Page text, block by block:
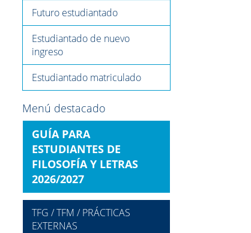
Futuro estudiantado
Estudiantado de nuevo
ingreso
Estudiantado matriculado
Menú destacado
GUÍA PARA
ESTUDIANTES DE
FILOSOFÍA Y LETRAS
2026/2027
TFG / TFM / PRÁCTICAS
EXTERNAS